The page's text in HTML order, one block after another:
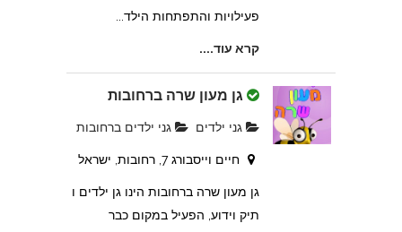
פעילויות והתפתחות הילד...
קרא עוד....
גן מעון שרה ברחובות
גני ילדים גני ילדים ברחובות
חיים וייסבורג 7, רחובות, ישראל
גן מעון שרה ברחובות הינו גן ילדים ו
תיק וידוע, הפעיל במקום כבר